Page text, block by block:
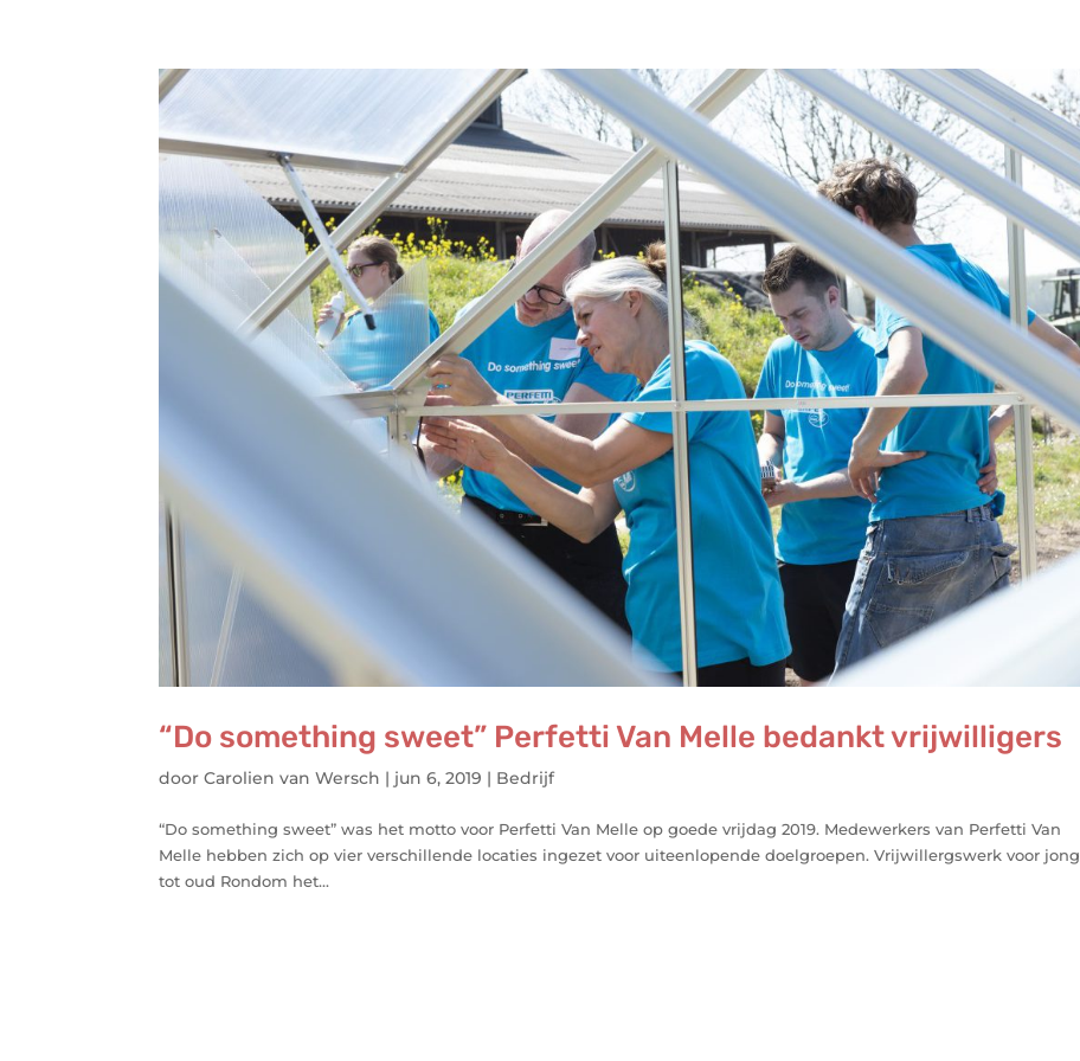
“Do something sweet” Perfetti Van Melle bedankt vrijwilligers
doorCarolien van Wersch | jun 6, 2019 | Bedrijf
“Do something sweet” was het motto voor Perfetti Van Melle op goede vrijdag 2019. Medewerkers van Perfetti Van
Melle hebben zich op vier verschillende locaties ingezet voor uiteenlopende doelgroepen. Vrijwillergswerk voor jong
tot oud Rondom het...